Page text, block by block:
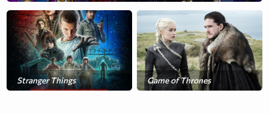
Stranger Things Game of Thrones
The Mandalorian